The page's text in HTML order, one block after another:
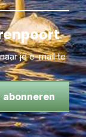
je e-mail te
abonneren